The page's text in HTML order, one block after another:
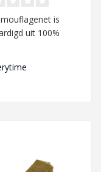
is
uit 100%
en heeft een
van ca. 1..